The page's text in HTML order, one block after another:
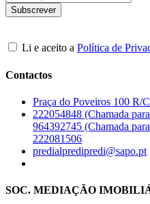
Li e aceito a Política de
Contactos
Praça do Poveiros 100 R/
222054848 (Chamada
964392745 (Chamada
222081506
predialpredipredi@sapo.pt
SOC. MEDIAÇÃO